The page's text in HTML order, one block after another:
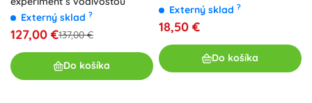
Externý sklad ?
127,00 €137,00 €
Do košíka
Externý sklad ?
18,50 €
Do košíka